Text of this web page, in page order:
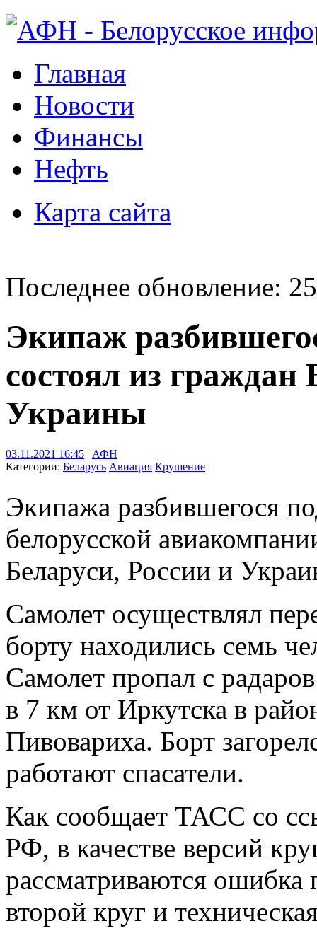
Главная
Новости
Финансы
Нефть
Карта сайта
Последнее обновление:
Экипаж
состоял из граждан
Украины
03.11.2021 16:45 | АФН
Категории: Беларусь Авиация Крушение
Экипажа разбившегося
белорусской
Беларуси, России и
Самолет осуществлял
борту находились семь
Самолет пропал с
в 7 км от Иркутска в
Пивовариха. Борт
работают спасатели.
Как сообщает ТАСС со
РФ, в качестве версий
рассматриваются ошибка
второй круг и